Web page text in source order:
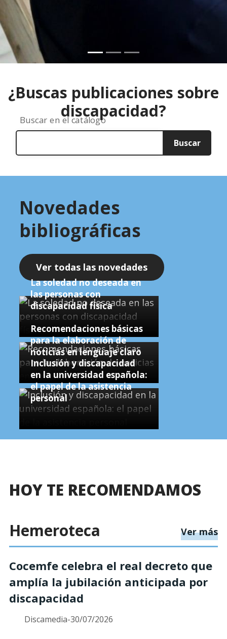
Siguiente
¿Buscas publicaciones sobre
discapacidad?
Buscar en el catálogo
Buscar
Novedades
bibliográficas
Ver todas las novedades
La soledad no deseada en
las personas con
discapacidad física
Recomendaciones básicas
para la elaboración de
noticias en lenguaje claro
Inclusión y discapacidad
en la universidad española:
el papel de la asistencia
personal
HOY TE RECOMENDAMOS
Hemeroteca
Ver más
Cocemfe celebra el real decreto que
amplía la jubilación anticipada por
discapacidad
Discamedia-30/07/2026